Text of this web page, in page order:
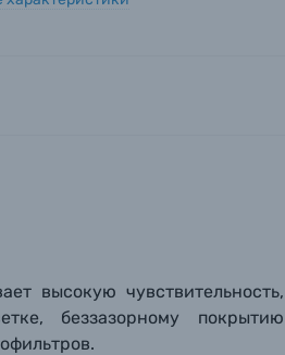
высокую чувствительность,
беззазорному покрытию